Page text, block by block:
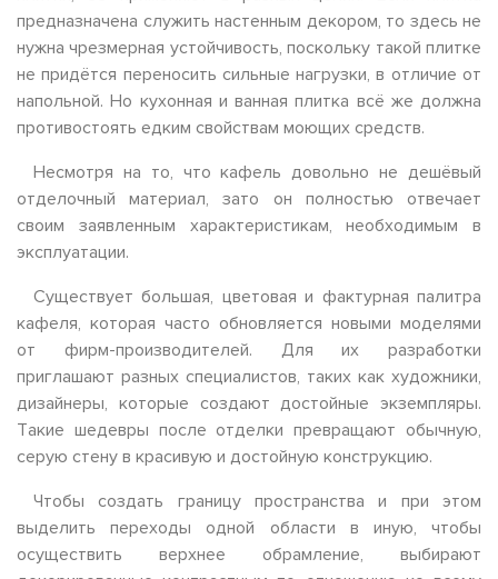
предназначена служить настенным декором, то здесь не
нужна чрезмерная устойчивость, поскольку такой плитке
не придётся переносить сильные нагрузки, в отличие от
напольной. Но кухонная и ванная плитка всё же должна
противостоять едким свойствам моющих средств.
Несмотря на то, что кафель довольно не дешёвый
отделочный материал, зато он полностью отвечает
своим заявленным характеристикам, необходимым в
эксплуатации.
Существует большая, цветовая и фактурная палитра
кафеля, которая часто обновляется новыми моделями
от фирм-производителей. Для их разработки
приглашают разных специалистов, таких как художники,
дизайнеры, которые создают достойные экземпляры.
Такие шедевры после отделки превращают обычную,
серую стену в красивую и достойную конструкцию.
Чтобы создать границу пространства и при этом
выделить переходы одной области в иную, чтобы
осуществить верхнее обрамление, выбирают